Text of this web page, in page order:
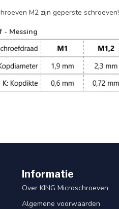
M2 zijn geperste schroeven!
- Messing
Informatie
Over KING Microschroeven
Algemene voorwaarden